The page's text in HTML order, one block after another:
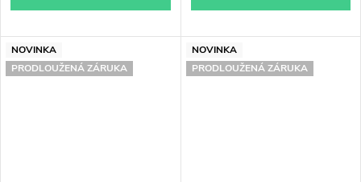
NOVINKA
PRODLOUŽENÁ ZÁRUKA
NOVINKA
PRODLOUŽENÁ ZÁRUKA